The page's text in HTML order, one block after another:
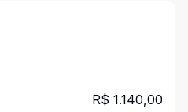
R$ 1.140,00